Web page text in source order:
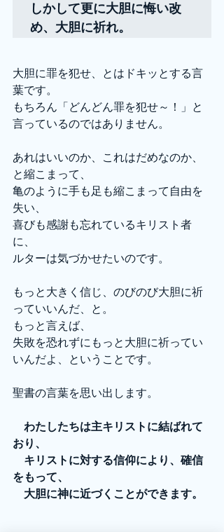
しかして更に大胆に悔い改
め、大胆に祈れ。
大胆に罪を犯せ、とはドキッとする言
葉です。
もちろん「どんどん罪を犯せ～！」と
言っているのではありません。
あれはいいのか、これはだめなのか、
と縮こまって、
亀のように手も足も縮こまって自由を
失い、
喜びも感謝も忘れているキリスト者
に、
ルターは気づかせたいのです。
もっと大きく信じ、のびのび大胆に祈
っていいんだ、と。
もっと言えば、
失敗を恐れずにもっと大胆に祈ってい
いんだよ、ということです。
聖書の言葉を思い出します。
わたしたちは主キリストに結ばれて
おり、
キリストに対する信仰により、確信
をもって、
大胆に神に近づくことができます。